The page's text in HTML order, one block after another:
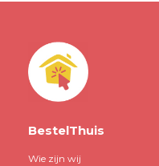
BestelThuis
Wie zijn wij